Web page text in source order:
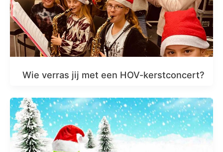
Wie verras jij met een HOV-kerstconcert?